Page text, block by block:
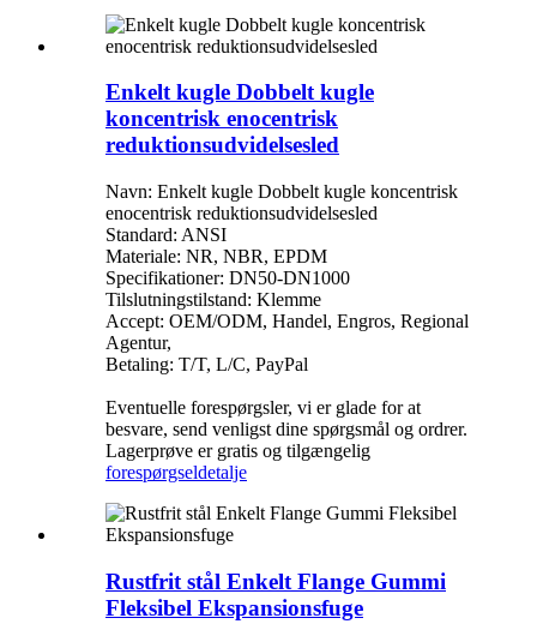
Enkelt kugle Dobbelt kugle
koncentrisk enocentrisk
reduktionsudvidelsesled
Navn: Enkelt kugle Dobbelt kugle koncentrisk
enocentrisk reduktionsudvidelsesled
Standard: ANSI
Materiale: NR, NBR, EPDM
Specifikationer: DN50-DN1000
Tilslutningstilstand: Klemme
Accept: OEM/ODM, Handel, Engros, Regional
Agentur,
Betaling: T/T, L/C, PayPal
Eventuelle forespørgsler, vi er glade for at
besvare, send venligst dine spørgsmål og ordrer.
Lagerprøve er gratis og tilgængelig
forespørgseldetalje
Rustfrit stål Enkelt Flange Gummi
Fleksibel Ekspansionsfuge